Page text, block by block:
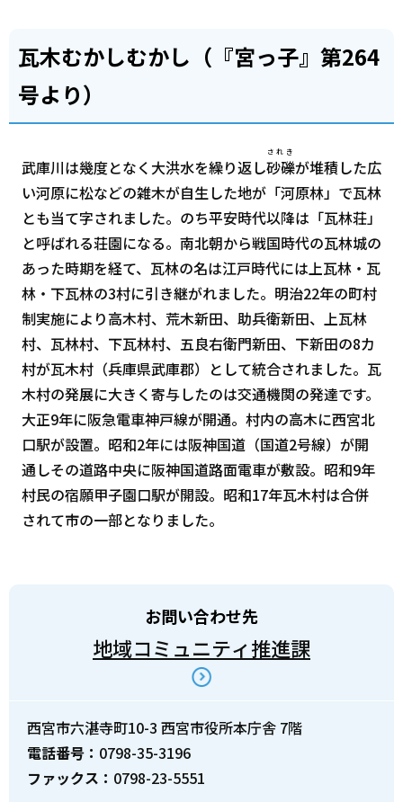
瓦木むかしむかし（『宮っ子』第264
号より）
武庫川は幾度となく大洪水を繰り返し砂礫
されき
が堆積した広
い河原に松などの雑木が自生した地が「河原林」で瓦林
とも当て字されました。のち平安時代以降は「瓦林荘」
と呼ばれる荘園になる。南北朝から戦国時代の瓦林城の
あった時期を経て、瓦林の名は江戸時代には上瓦林・瓦
林・下瓦林の3村に引き継がれました。明治22年の町村
制実施により高木村、荒木新田、助兵衛新田、上瓦林
村、瓦林村、下瓦林村、五良右衛門新田、下新田の8カ
村が瓦木村（兵庫県武庫郡）として統合されました。瓦
木村の発展に大きく寄与したのは交通機関の発達です。
大正9年に阪急電車神戸線が開通。村内の高木に西宮北
口駅が設置。昭和2年には阪神国道（国道2号線）が開
通しその道路中央に阪神国道路面電車が敷設。昭和9年
村民の宿願甲子園口駅が開設。昭和17年瓦木村は合併
されて市の一部となりました。
お問い合わせ先
地域コミュニティ推進課
西宮市六湛寺町10-3 西宮市役所本庁舎 7階
電話番号： 0798-35-3196
ファックス： 0798-23-5551